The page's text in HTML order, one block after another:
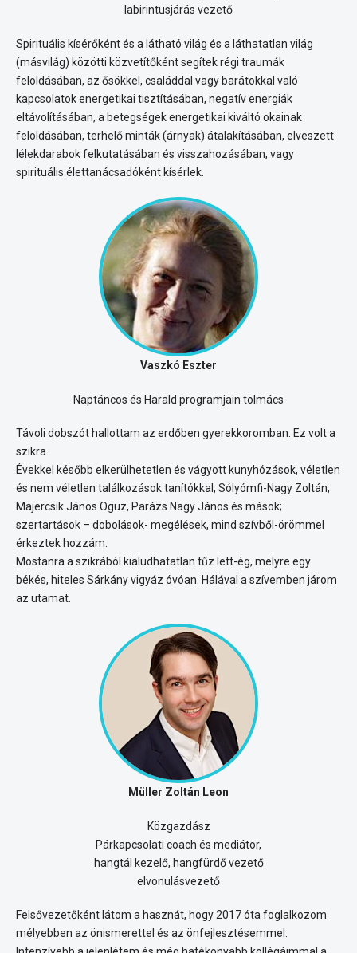
labirintusjárás vezető
Spirituális kísérőként és a látható világ és a láthatatlan világ
(másvilág) közötti közvetítőként segítek régi traumák
feloldásában, az ősökkel, családdal vagy barátokkal való
kapcsolatok energetikai tisztításában, negatív energiák
eltávolításában, a betegségek energetikai kiváltó okainak
feloldásában, terhelő minták (árnyak) átalakításában, elveszett
lélekdarabok felkutatásában és visszahozásában, vagy
spirituális élettanácsadóként kísérlek.
Vaszkó Eszter
Naptáncos és Harald programjain tolmács
Távoli dobszót hallottam az erdőben gyerekkoromban. Ez volt a
szikra.
Évekkel később elkerülhetetlen és vágyott kunyhózások, véletlen
és nem véletlen találkozások tanítókkal, Sólyómfi-Nagy Zoltán,
Majercsik János Oguz, Parázs Nagy János és mások;
szertartások – dobolások- megélések, mind szívből-örömmel
érkeztek hozzám.
Mostanra a szikrából kialudhatatlan tűz lett-ég, melyre egy
békés, hiteles Sárkány vigyáz óvóan. Hálával a szívemben járom
az utamat.
Müller Zoltán Leon
Közgazdász
Párkapcsolati coach és mediátor,
hangtál kezelő, hangfürdő vezető
elvonulásvezető
Felsővezetőként látom a hasznát, hogy 2017 óta foglalkozom
mélyebben az önismerettel és az önfejlesztésemmel.